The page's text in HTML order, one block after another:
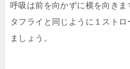
呼吸は前を向かずに横を向き
タフライと同じように１スト
ましょう。